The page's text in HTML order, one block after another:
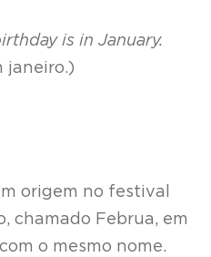
is in January.
janeiro.)
origem no festival
chamado Februa, em
o mesmo nome.